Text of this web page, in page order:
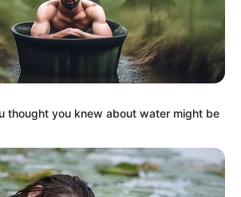
7 Potret
Rumah Berusia
thought you knew about water might be